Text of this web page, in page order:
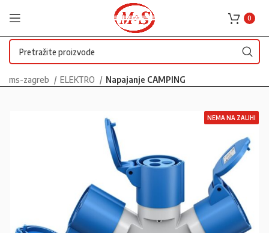
0
ms-zagreb ELEKTRO Napajanje CAMPING
NEMA NA ZALIHI